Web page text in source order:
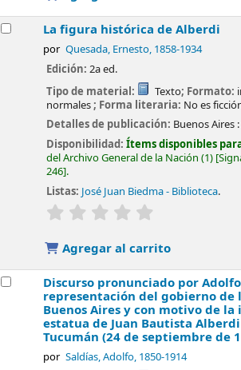
La figura histórica de Alberdi
por Quesada, Ernesto, 1858-1934
Edición:2a ed.
Tipo de material:
Texto; Formato:
normales; Forma literaria: No es
Detalles de publicación: Buenos Aires :
Disponibilidad:Ítems disponibles
del Archivo General de la Nación (1)
246 .
Listas: José Juan Biedma - Biblioteca.
valoración
Agregar al carrito
Discurso pronunciado por
representación del gobierno de
Buenos Aires y con motivo de
estatua de Juan Bautista
Tucumán (24 de septiembre de
por Saldías, Adolfo, 1850-1914